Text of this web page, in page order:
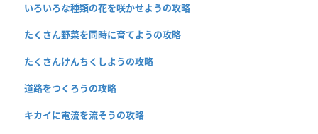
いろいろな種類の花を咲かせようの攻略
たくさん野菜を同時に育てようの攻略
たくさんけんちくしようの攻略
道路をつくろうの攻略
キカイに電流を流そうの攻略